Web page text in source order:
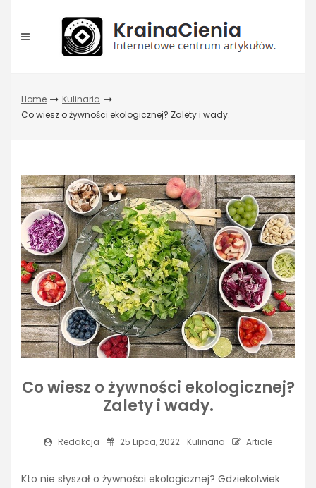
content
Home
Kulinaria
Co wiesz o żywności ekologicznej? Zalety i wady.
Co wiesz o żywności ekologicznej?
Zalety i wady.
Redakcja 25 Lipca, 2022 Kulinaria Article
Kto nie słyszał o żywności ekologicznej? Gdziekolwiek